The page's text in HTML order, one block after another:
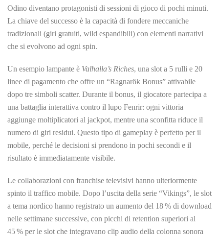
Odino diventano protagonisti di sessioni di gioco di pochi minuti.
La chiave del successo è la capacità di fondere meccaniche
tradizionali (giri gratuiti, wild espandibili) con elementi narrativi
che si evolvono ad ogni spin.
Un esempio lampante è Valhalla’s Riches, una slot a 5 rulli e 20
linee di pagamento che offre un “Ragnarök Bonus” attivabile
dopo tre simboli scatter. Durante il bonus, il giocatore partecipa a
una battaglia interattiva contro il lupo Fenrir: ogni vittoria
aggiunge moltiplicatori al jackpot, mentre una sconfitta riduce il
numero di giri residui. Questo tipo di gameplay è perfetto per il
mobile, perché le decisioni si prendono in pochi secondi e il
risultato è immediatamente visibile.
Le collaborazioni con franchise televisivi hanno ulteriormente
spinto il traffico mobile. Dopo l’uscita della serie “Vikings”, le slot
a tema nordico hanno registrato un aumento del 18 % di download
nelle settimane successive, con picchi di retention superiori al
45 % per le slot che integravano clip audio della colonna sonora